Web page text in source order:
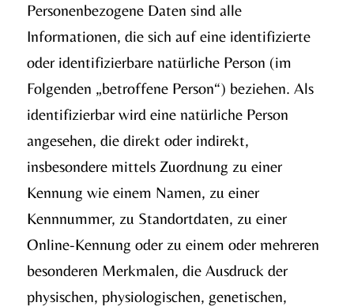
Personenbezogene Daten sind alle
Informationen, die sich auf eine identifizierte
oder identifizierbare natürliche Person (im
Folgenden „betroffene Person“) beziehen. Als
identifizierbar wird eine natürliche Person
angesehen, die direkt oder indirekt,
insbesondere mittels Zuordnung zu einer
Kennung wie einem Namen, zu einer
Kennnummer, zu Standortdaten, zu einer
Online-Kennung oder zu einem oder mehreren
besonderen Merkmalen, die Ausdruck der
physischen, physiologischen, genetischen,